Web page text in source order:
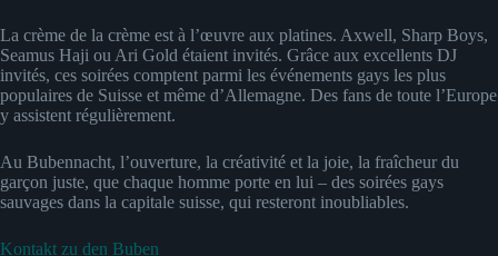
La crème de la crème est à l’œuvre aux platines. Axwell, Sharp Boys,
Seamus Haji ou Ari Gold étaient invités. Grâce aux excellents DJ
invités, ces soirées comptent parmi les événements gays les plus
populaires de Suisse et même d’Allemagne. Des fans de toute l’Europe
y assistent régulièrement.
Au Bubennacht, l’ouverture, la créativité et la joie, la fraîcheur du
garçon juste, que chaque homme porte en lui – des soirées gays
sauvages dans la capitale suisse, qui resteront inoubliables.
Kontakt zu den Buben